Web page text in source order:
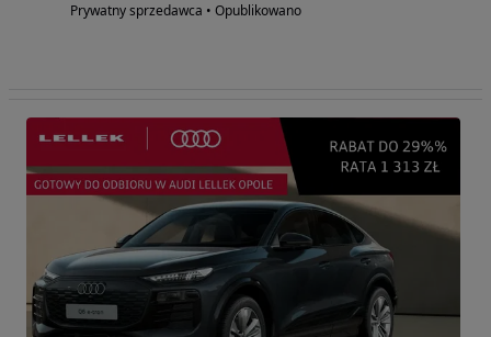
Prywatny sprzedawca • Opublikowano